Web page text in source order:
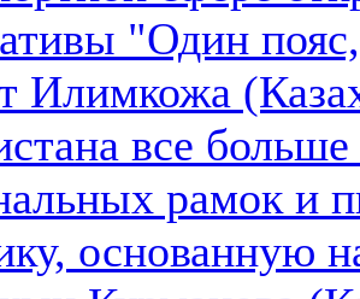
"Один
Илимкожа
все
рамок и
основанную